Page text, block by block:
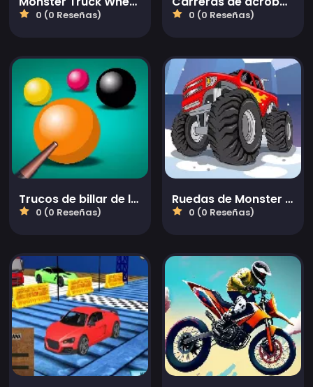
0 (0 Reseñas) 0 (0 Reseñas)
Trucos de billar de la mafia
0 (0 Reseñas)
Ruedas de Monster Truck en Invierno
0 (0 Reseñas)